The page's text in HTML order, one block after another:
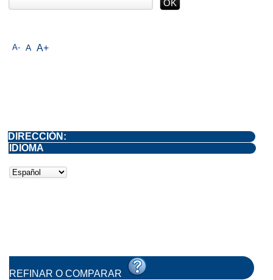
A- A A+
DIRECCIÓN:
IDIOMA
REFINAR O COMPARAR